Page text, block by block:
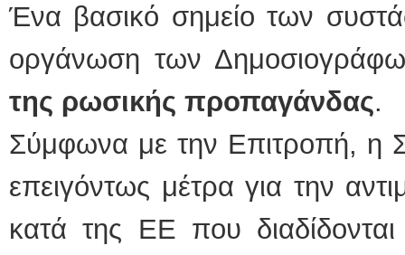
Ένα βασικό σημείο των
οργάνωση των
της ρωσικής προπαγάνδας.
Σύμφωνα με την Επιτροπή, η
επειγόντως μέτρα για την
κατά της ΕΕ που